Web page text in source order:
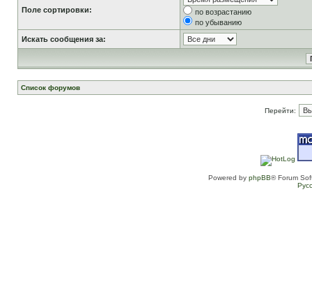
Поле сортировки:
по возрастанию
по убыванию
Искать сообщения за:
Список форумов
Перейти:
Powered by phpBB® Forum